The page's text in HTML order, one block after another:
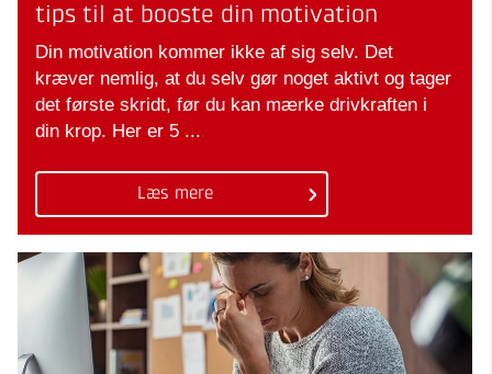
tips til at booste din motivation
Din motivation kommer ikke af sig selv. Det
kræver nemlig, at du selv gør noget aktivt og tager
det første skridt, før du kan mærke drivkraften i
din krop. Her er 5 ...
Læs mere